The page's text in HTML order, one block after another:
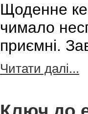
Щоденне
чимало
приємні.
Читати далі...